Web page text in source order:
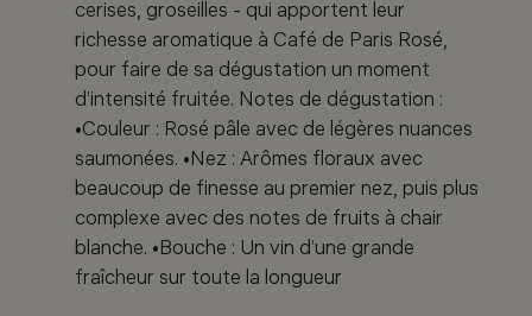
cerises, groseilles - qui apportent leur
richesse aromatique à Café de Paris Rosé,
pour faire de sa dégustation un moment
d’intensité fruitée. Notes de dégustation :
•Couleur : Rosé pâle avec de légères nuances
saumonées. •Nez : Arômes floraux avec
beaucoup de finesse au premier nez, puis plus
complexe avec des notes de fruits à chair
blanche. •Bouche : Un vin d’une grande
fraîcheur sur toute la longueur